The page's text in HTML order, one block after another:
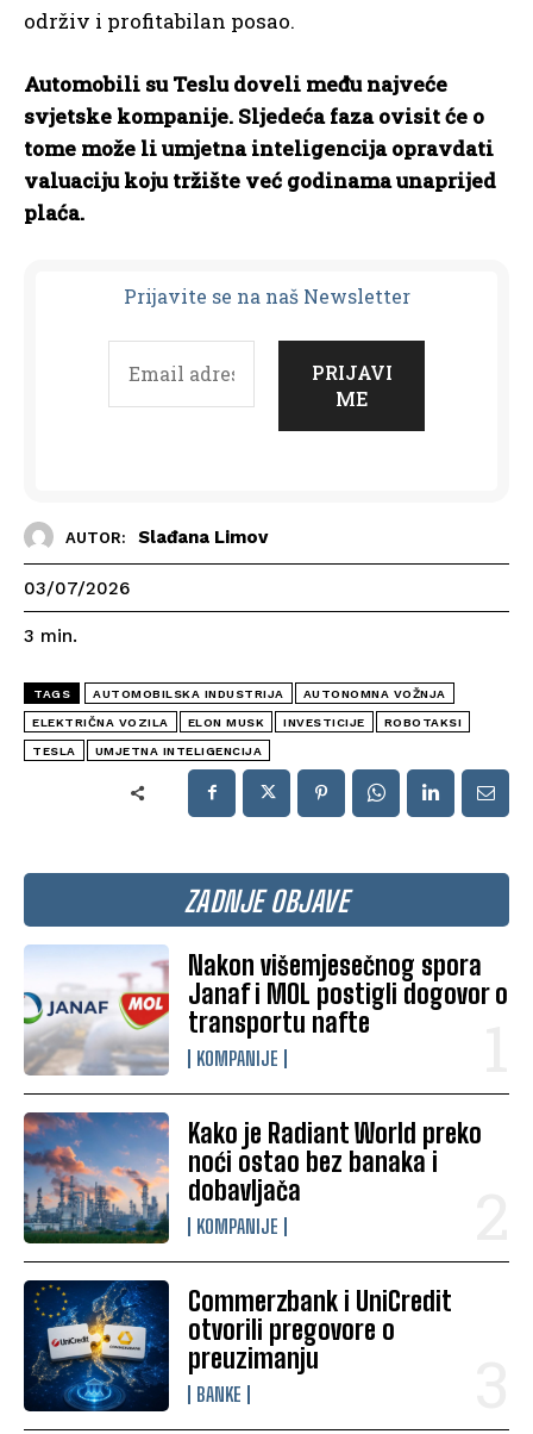
ZADNJE OBJAVE
Nakon višemjesečnog spora
Janaf i MOL postigli dogovor o
transportu nafte
KOMPANIJE
Kako je Radiant World preko
noći ostao bez banaka i
dobavljača
KOMPANIJE
Commerzbank i UniCredit
otvorili pregovore o
preuzimanju
BANKE
održiv i profitabilan posao.
Automobili su Teslu doveli među najveće
svjetske kompanije. Sljedeća faza ovisit će o
tome može li umjetna inteligencija opravdati
valuaciju koju tržište već godinama unaprijed
plaća.
Prijavite se na naš Newsletter
AUTOR: Slađana Limov
03/07/2026
3 min.
TAGS AUTOMOBILSKA INDUSTRIJA AUTONOMNA VOŽNJA
ELEKTRIČNA VOZILA ELON MUSK INVESTICIJE ROBOTAKSI
TESLA UMJETNA INTELIGENCIJA